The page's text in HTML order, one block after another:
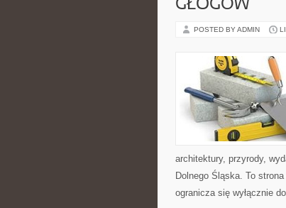
GŁOGÓW
POSTED BY ADMIN
architektury, przyrody,
Dolnego Śląska. To
ogranicza się wyłącznie